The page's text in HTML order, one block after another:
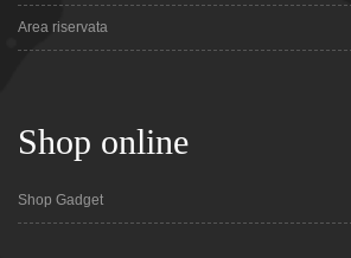
Area riservata
Shop online
Shop Gadget